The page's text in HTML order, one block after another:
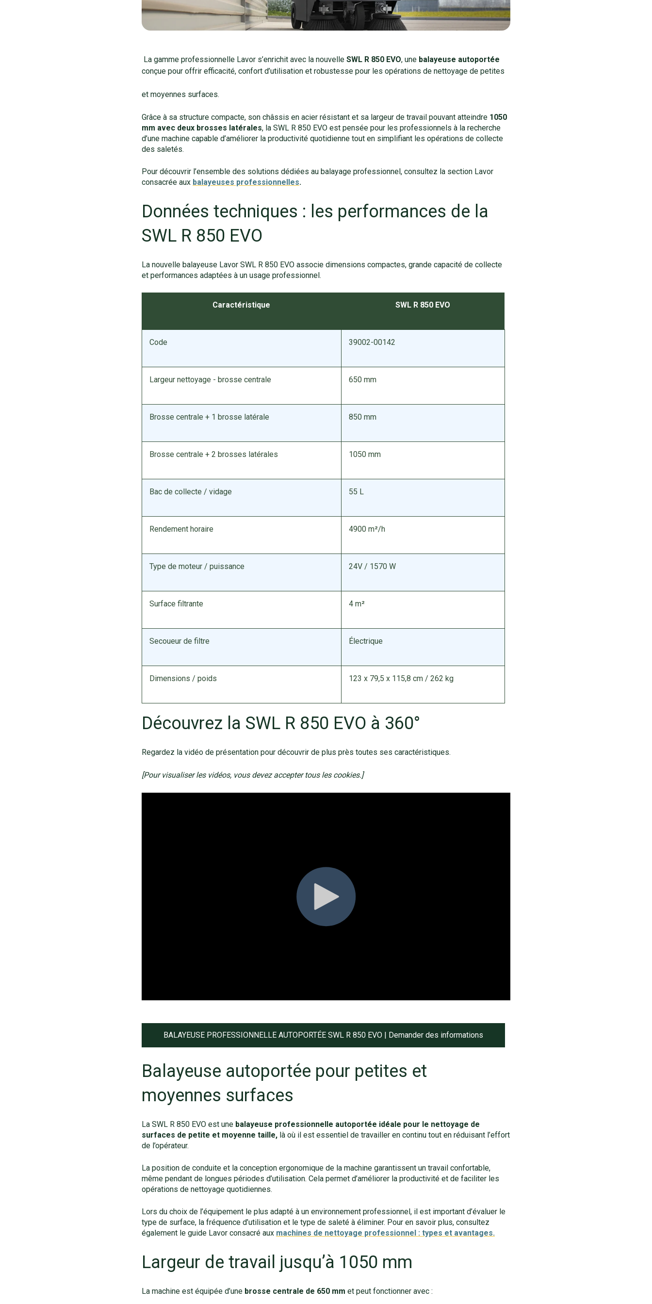
La gamme professionnelle Lavor s’enrichit avec la nouvelle SWL R 850 EVO, une balayeuse autoportée
conçue pour offrir efficacité, confort d’utilisation et robustesse pour les opérations de nettoyage de petites
et moyennes surfaces.
Grâce à sa structure compacte, son châssis en acier résistant et sa largeur de travail pouvant atteindre 1050
mm avec deux brosses latérales, la SWL R 850 EVO est pensée pour les professionnels à la recherche
d’une machine capable d’améliorer la productivité quotidienne tout en simplifiant les opérations de collecte
des saletés.
Pour découvrir l’ensemble des solutions dédiées au balayage professionnel, consultez la section Lavor
consacrée aux balayeuses professionnelles.
Données techniques : les performances de la
SWL R 850 EVO
La nouvelle balayeuse Lavor SWL R 850 EVO associe dimensions compactes, grande capacité de collecte
et performances adaptées à un usage professionnel.
Caractéristique SWL R 850 EVO
Code 39002-00142
Largeur nettoyage - brosse centrale 650 mm
Brosse centrale + 1 brosse latérale 850 mm
Brosse centrale + 2 brosses latérales 1050 mm
Bac de collecte / vidage 55 L
Rendement horaire 4900 m²/h
Type de moteur / puissance 24V / 1570 W
Surface filtrante 4 m²
Secoueur de filtre Électrique
Dimensions / poids 123 x 79,5 x 115,8 cm / 262 kg
Découvrez la SWL R 850 EVO à 360°
Regardez la vidéo de présentation pour découvrir de plus près toutes ses caractéristiques.
[Pour visualiser les vidéos, vous devez accepter tous les cookies.]
BALAYEUSE PROFESSIONNELLE AUTOPORTÉE SWL R 850 EVO | Demander des informations
Balayeuse autoportée pour petites et
moyennes surfaces
La SWL R 850 EVO est une balayeuse professionnelle autoportée idéale pour le nettoyage de
surfaces de petite et moyenne taille, là où il est essentiel de travailler en continu tout en réduisant l’effort
de l’opérateur.
La position de conduite et la conception ergonomique de la machine garantissent un travail confortable,
même pendant de longues périodes d’utilisation. Cela permet d’améliorer la productivité et de faciliter les
opérations de nettoyage quotidiennes.
Lors du choix de l’équipement le plus adapté à un environnement professionnel, il est important d’évaluer le
type de surface, la fréquence d’utilisation et le type de saleté à éliminer. Pour en savoir plus, consultez
également le guide Lavor consacré aux machines de nettoyage professionnel : types et avantages.
Largeur de travail jusqu’à 1050 mm
La machine est équipée d’une brosse centrale de 650 mm et peut fonctionner avec :